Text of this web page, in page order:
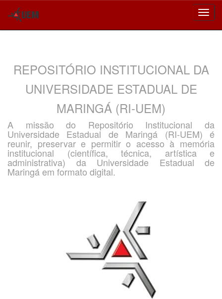
REPOSITÓRIO INSTITUCIONAL DA
UNIVERSIDADE ESTADUAL DE
MARINGÁ (RI-UEM)
A missão do Repositório Institucional da
Universidade Estadual de Maringá (RI-UEM) é
reunir, preservar e permitir o acesso à memória
institucional (científica, técnica, artística e
administrativa) da Universidade Estadual de
Maringá em formato digital.